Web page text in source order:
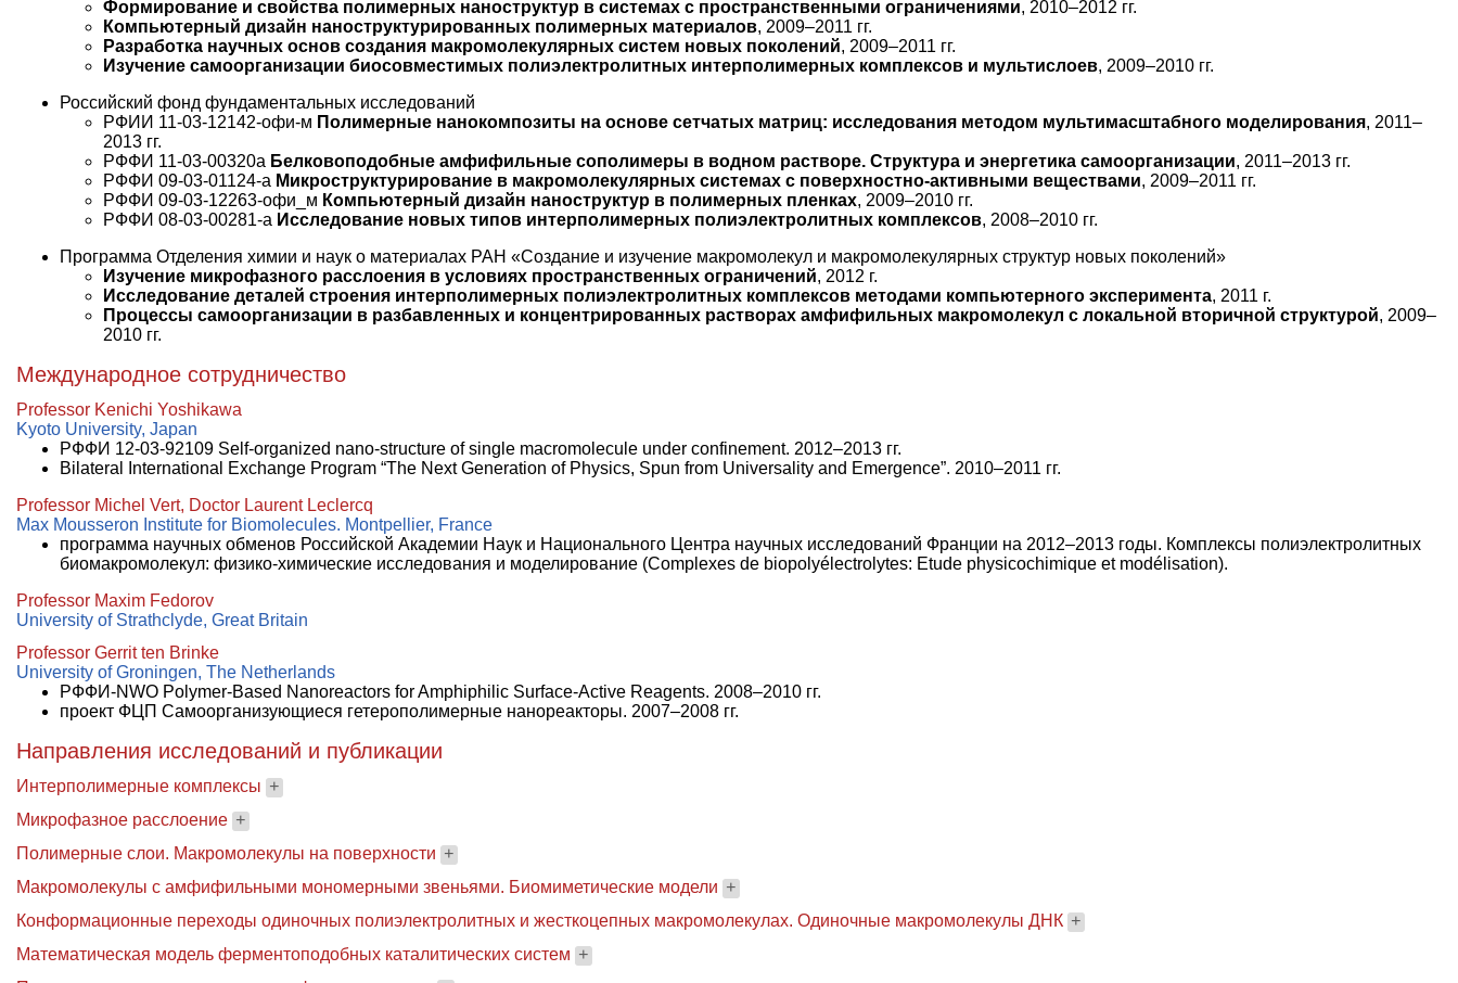
Формирование и свойства полимерных наноструктур в системах с пространственными ограничениями, 2010–2012 гг.
Компьютерный дизайн наноструктурированных полимерных материалов, 2009–2011 гг.
Разработка научных основ создания макромолекулярных систем новых поколений, 2009–2011 гг.
Изучение самоорганизации биосовместимых полиэлектролитных интерполимерных комплексов и мультислоев, 2009–2010 гг.
Российский фонд фундаментальных исследований
РФИИ 11-03-12142-офи-м Полимерные нанокомпозиты на основе сетчатых матриц: исследования методом мультимасштабного моделирования, 2011–
2013 гг.
РФФИ 11-03-00320а Белковоподобные амфифильные сополимеры в водном растворе. Структура и энергетика самоорганизации, 2011–2013 гг.
РФФИ 09-03-01124-а Микроструктурирование в макромолекулярных системах c поверхностно-активными веществами, 2009–2011 гг.
РФФИ 09-03-12263-офи_м Компьютерный дизайн наноструктур в полимерных пленках, 2009–2010 гг.
РФФИ 08-03-00281-а Исследование новых типов интерполимерных полиэлектролитных комплексов, 2008–2010 гг.
Программа Отделения химии и наук о материалах РАН «Создание и изучение макромолекул и макромолекулярных структур новых поколений»
Изучение микрофазного расслоения в условиях пространственных ограничений, 2012 г.
Исследование деталей строения интерполимерных полиэлектролитных комплексов методами компьютерного эксперимента, 2011 г.
Процессы самоорганизации в разбавленных и концентрированных растворах амфифильных макромолекул с локальной вторичной структурой, 2009–
2010 гг.
Международное сотрудничество
Professor Kenichi Yoshikawа
Kyoto University, Japan
РФФИ 12-03-92109 Self-organized nano-structure of single macromolecule under confinement. 2012–2013 гг.
Bilateral International Exchange Program “The Next Generation of Physics, Spun from Universality and Emergence”. 2010–2011 гг.
Professor Michel Vert, Doctor Laurent Leclercq
Max Mousseron Institute for Biomolecules. Montpellier, France
программа научных обменов Российской Академии Наук и Национального Центра научных исследований Франции на 2012–2013 годы. Комплексы полиэлектролитных
биомакромолекул: физико-химические исследования и моделирование (Complexes de biopolyélectrolytes: Etude physicochimique et modélisation).
Professor Maxim Fedorov
University of Strathclyde, Great Britain
Professor Gerrit ten Brinke
University of Groningen, The Netherlands
РФФИ-NWO Polymer-Based Nanoreactors for Amphiphilic Surface-Active Reagents. 2008–2010 гг.
проект ФЦП Самоорганизующиеся гетерополимерные нанореакторы. 2007–2008 гг.
Направления исследований и публикации
Интерполимерные комплексы +
Микрофазное расслоение +
Полимерные слои. Макромолекулы на поверхности +
Макромолекулы с амфифильными мономерными звеньями. Биомиметические модели +
Конформационные переходы одиночных полиэлектролитных и жесткоцепных макромолекулах. Одиночные макромолекулы ДНК +
Математическая модель ферментоподобных каталитических систем +